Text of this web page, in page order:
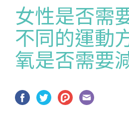
女性是否需
不同的運動
氧是否需要